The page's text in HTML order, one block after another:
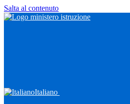
Salta al contenuto
Italiano